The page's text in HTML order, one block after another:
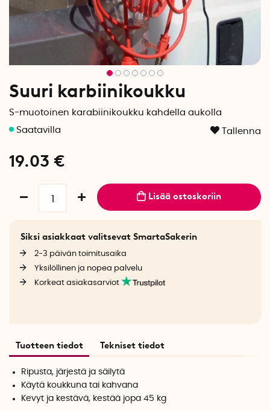
Suuri karbiinikoukku
S-muotoinen karabiinikoukku kahdella aukolla
Tallenna
19.03 €
Lisää ostoskoriin
Siksi asiakkaat valitsevat SmartaSakerin
2-3 päivän toimitusaika
Yksilöllinen ja nopea palvelu
Korkeat asiakasarviot
Tuotteen tiedot Tekniset tiedot
Ripusta, järjestä ja säilytä
Käytä koukkuna tai kahvana
Kevyt ja kestävä, kestää jopa 45 kg